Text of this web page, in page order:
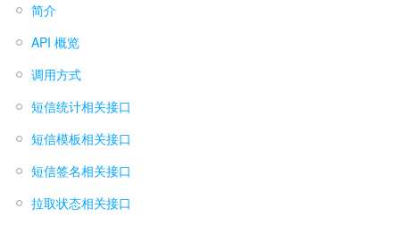
简介
API 概览
调用方式
短信统计相关接口
短信模板相关接口
短信签名相关接口
拉取状态相关接口